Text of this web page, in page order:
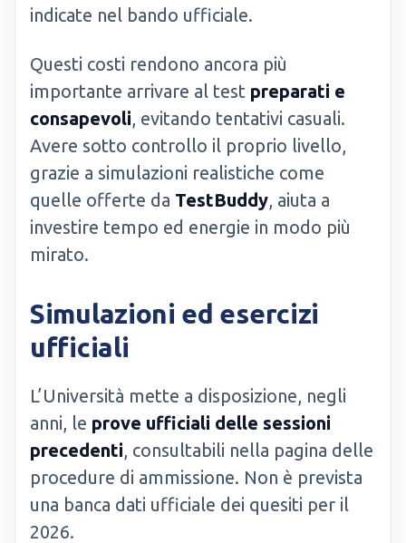
indicate nel bando ufficiale.
Questi costi rendono ancora più
importante arrivare al test preparati e
consapevoli, evitando tentativi casuali.
Avere sotto controllo il proprio livello,
grazie a simulazioni realistiche come
quelle offerte da TestBuddy, aiuta a
investire tempo ed energie in modo più
mirato.
Simulazioni ed esercizi
ufficiali
L’Università mette a disposizione, negli
anni, le prove ufficiali delle sessioni
precedenti, consultabili nella pagina delle
procedure di ammissione. Non è prevista
una banca dati ufficiale dei quesiti per il
2026.